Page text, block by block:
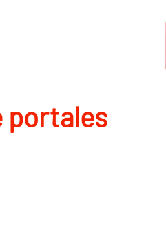
portales